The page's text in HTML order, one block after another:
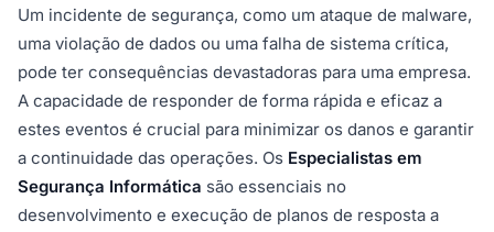
Um incidente de segurança, como um ataque de malware,
uma violação de dados ou uma falha de sistema crítica,
pode ter consequências devastadoras para uma empresa.
A capacidade de responder de forma rápida e eficaz a
estes eventos é crucial para minimizar os danos e garantir
a continuidade das operações. Os Especialistas em
Segurança Informática são essenciais no
desenvolvimento e execução de planos de resposta a